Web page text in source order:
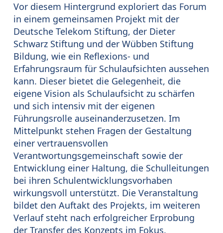
Vor diesem Hintergrund exploriert das Forum
in einem gemeinsamen Projekt mit der
Deutsche Telekom Stiftung, der Dieter
Schwarz Stiftung und der Wübben Stiftung
Bildung, wie ein Reflexions- und
Erfahrungsraum für Schulaufsichten aussehen
kann. Dieser bietet die Gelegenheit, die
eigene Vision als Schulaufsicht zu schärfen
und sich intensiv mit der eigenen
Führungsrolle auseinanderzusetzen. Im
Mittelpunkt stehen Fragen der Gestaltung
einer vertrauensvollen
Verantwortungsgemeinschaft sowie der
Entwicklung einer Haltung, die Schulleitungen
bei ihren Schulentwicklungsvorhaben
wirkungsvoll unterstützt. Die Veranstaltung
bildet den Auftakt des Projekts, im weiteren
Verlauf steht nach erfolgreicher Erprobung
der Transfer des Konzepts im Fokus.